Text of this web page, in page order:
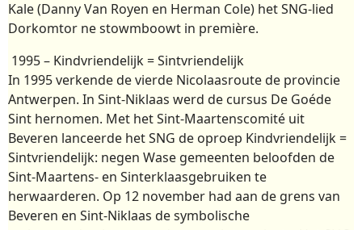
Kale (Danny Van Royen en Herman Cole) het SNG-lied
Dorkomtor ne stowmboowt in première.
1995 – Kindvriendelijk = Sintvriendelijk
In 1995 verkende de vierde Nicolaasroute de provincie
Antwerpen. In Sint-Niklaas werd de cursus De Goéde
Sint hernomen. Met het Sint-Maartenscomité uit
Beveren lanceerde het SNG de oproep Kindvriendelijk =
Sintvriendelijk: negen Wase gemeenten beloofden de
Sint-Maartens- en Sinterklaasgebruiken te
herwaarderen. Op 12 november had aan de grens van
Beveren en Sint-Niklaas de symbolische